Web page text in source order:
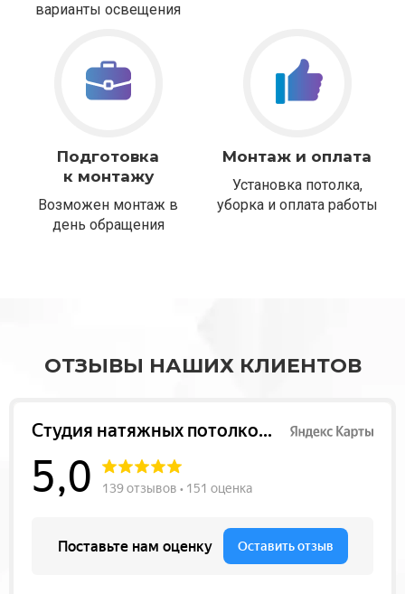
варианты освещения
Подготовка
к монтажу
Возможен монтаж в
день обращения
Монтаж и оплата
Установка потолка,
уборка и оплата работы
ОТЗЫВЫ НАШИХ КЛИЕНТОВ